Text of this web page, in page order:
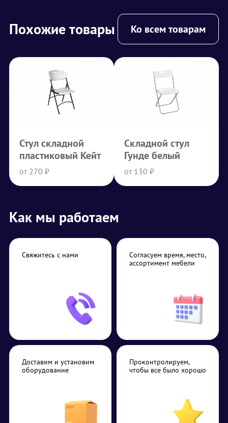
Похожие товары Ко всем товарам
Стул складной
пластиковый Кейт
от 270 ₽
Складной стул
Гунде белый
от 130 ₽
Как мы работаем
Свяжитесь с нами
Согласуем время, место,
ассортимент мебели
Доставим и установим
оборудование
Проконтролируем,
чтобы все было хорошо